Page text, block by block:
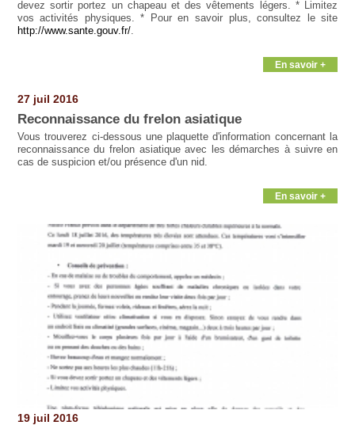
devez sortir portez un chapeau et des vêtements légers. * Limitez
vos activités physiques. * Pour en savoir plus, consultez le site
http://www.sante.gouv.fr/.
En savoir +
27 juil 2016
Reconnaissance du frelon asiatique
Vous trouverez ci-dessous une plaquette d'information concernant la
reconnaissance du frelon asiatique avec les démarches à suivre en
cas de suspicion et/ou présence d'un nid.
En savoir +
19 juil 2016